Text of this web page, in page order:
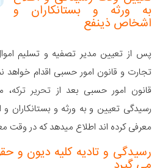
به ورثه و بستانکاران و
اشخاص ذینفع
پس از تعیین مدیر تصفیه و تسلیم
قانون امور حسبی بعد از تحریر ترکه،
رسیدگی تعیین و به ورثه و بستانکاران
معرفی کرده اند اطلاع میدهد که در وقت
رسیدگی و تادیه کلیه دیون و